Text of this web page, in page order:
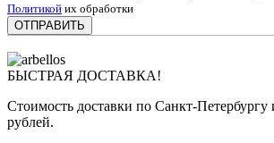
Политикой их обработки
ОТПРАВИТЬ
БЫСТРАЯ ДОСТАВКА!
Стоимость доставки по Санкт-Петербургу
рублей.